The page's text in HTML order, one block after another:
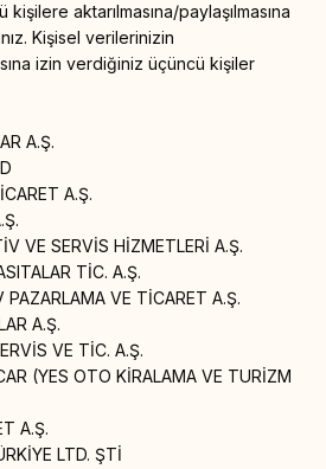
aktarılmasına/paylaşılmasına
Kişisel verilerinizin
izin verdiğiniz üçüncü kişiler
A.Ş.
A.Ş.
VE SERVİS HİZMETLERİ A.Ş.
TİC. A.Ş.
VE TİCARET A.Ş.
A.Ş.
VE TİC. A.Ş.
(YES OTO KİRALAMA VE TURİZM
A.Ş.
LTD. ŞTİ